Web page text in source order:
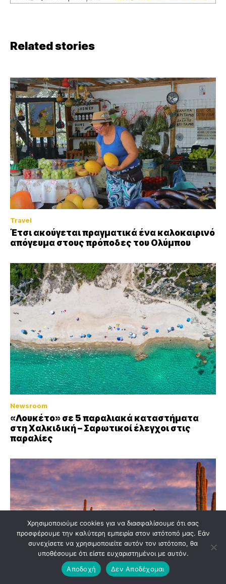
Related stories
Travel
Έτσι ακούγεται πραγματικά ένα καλοκαιρινό
απόγευμα στους πρόποδες του Ολύμπου
Newsroom
«Λουκέτο» σε 5 παραλιακά καταστήματα
στη Χαλκιδική – Σαρωτικοί έλεγχοι στις
παραλίες
Χρησιμοποιούμε cookies για να διασφαλίσουμε ότι σας
προσφέρουμε την καλύτερη εμπειρία στον ιστότοπό μας. Εάν
συνεχίσετε να χρησιμοποιείτε αυτόν τον ιστότοπο, θα
υποθέσουμε ότι είστε ευχαριστημένοι με αυτόν.
Αποδοχή
Δεν Αποδέχομαι